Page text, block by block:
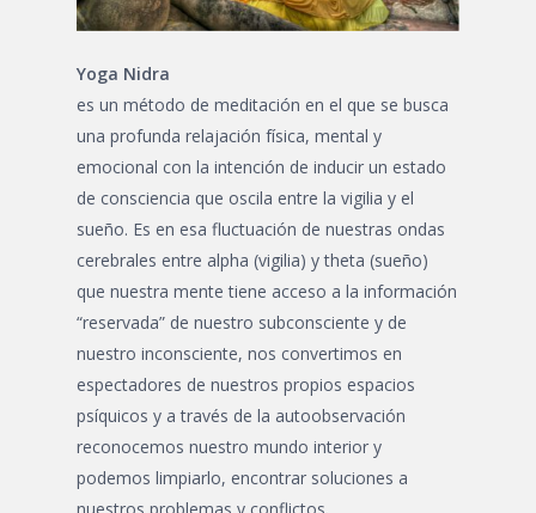
Yoga Nidra
es un método de meditación en el que se busca
una profunda relajación física, mental y
emocional con la intención de inducir un estado
de consciencia que oscila entre la vigilia y el
sueño. Es en esa fluctuación de nuestras ondas
cerebrales entre alpha (vigilia) y theta (sueño)
que nuestra mente tiene acceso a la información
“reservada” de nuestro subconsciente y de
nuestro inconsciente, nos convertimos en
espectadores de nuestros propios espacios
psíquicos y a través de la autoobservación
reconocemos nuestro mundo interior y
podemos limpiarlo, encontrar soluciones a